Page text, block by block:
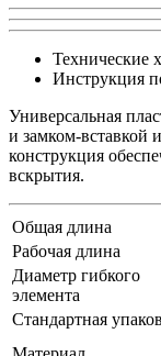
Технические
Инструкция
Универсальная
и замком-вставкой
конструкция
вскрытия.
Общая длина
Рабочая длина
Диаметр гибкого
элемента
Стандартная